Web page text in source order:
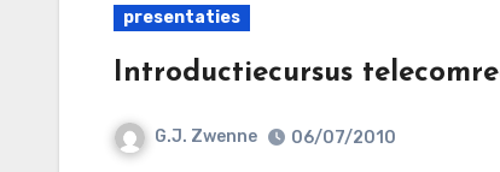
presentaties
Introductiecursus
G.J. Zwenne 06/07/2010